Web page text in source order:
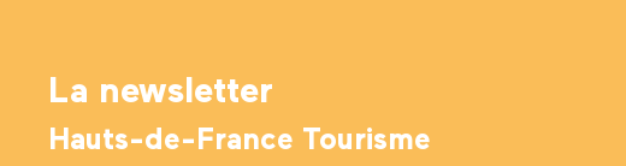
La newsletter
Hauts-de-France Tourisme